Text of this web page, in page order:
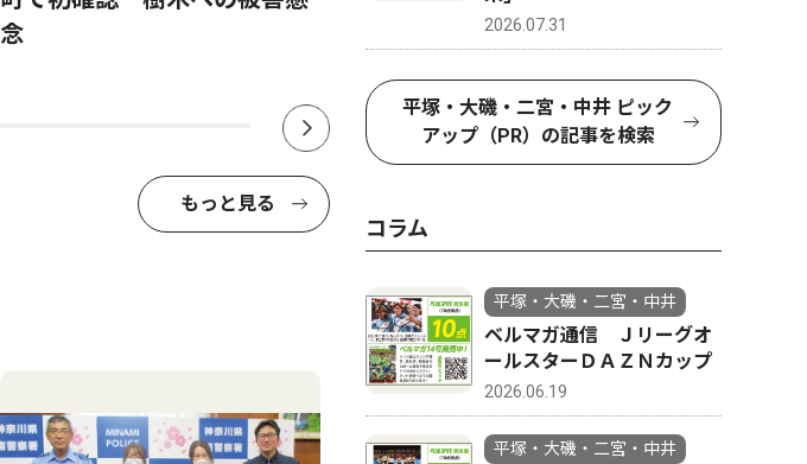
念
う 1500ｍと100ｍに出場
もっと見る
2026.07.31
平塚・大磯・二宮・中井 ピック
アップ（PR）の記事を検索
コラム
平塚・大磯・二宮・中井
ベルマガ通信 Ｊリーグオ
ールスターＤＡＺＮカップ
2026.06.19
平塚・大磯・二宮・中井